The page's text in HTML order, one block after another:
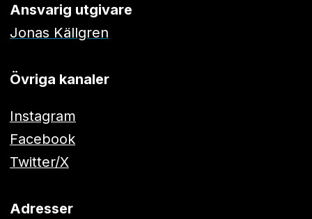
Ansvarig utgivare
Jonas Källgren
Övriga kanaler
Instagram
Facebook
Twitter/X
Adresser